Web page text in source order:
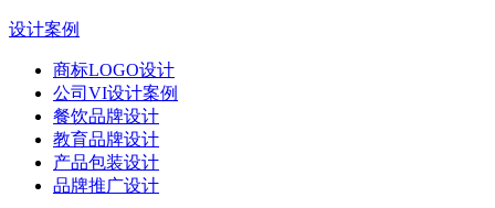
设计案例
商标LOGO设计
公司VI设计案例
餐饮品牌设计
教育品牌设计
产品包装设计
品牌推广设计